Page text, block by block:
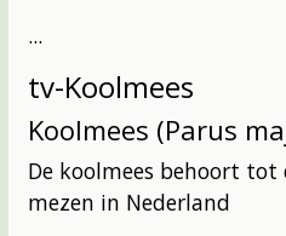
...
tv-Koolmees
Koolmees (Parus
De koolmees behoort tot
mezen in Nederland